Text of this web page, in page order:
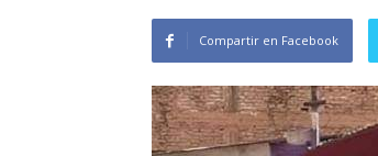
Compartir en Facebook